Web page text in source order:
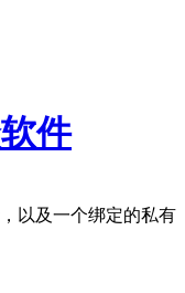
件
以及一个绑定的私有